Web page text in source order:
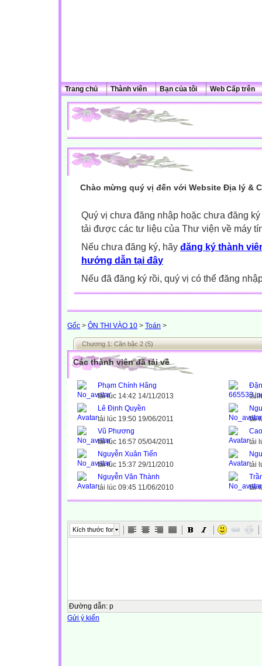
Trang chủ Thành viên Bạn của tôi Web Cấp trên
Chào mừng quý vị đến với Website Địa lý &
Quý vị chưa đăng nhập hoặc chưa đăng
tải được các tư liệu của Thư viện về máy
Nếu chưa đăng ký, hãy đăng ký thành
hướng dẫn tại đây
Nếu đã đăng ký rồi, quý vị có thể đăng
Gốc > ÔN THI VÀO 10 > Toán >
Chương 1: Căn bậc 2 (5)
Các thành viên đã tải về
Phạm Chính Hãng
tải lúc 14:42 14/11/2013
tải
Lê Định Quyền
tải lúc 19:50 19/06/2011
tải
Vũ Phương
tải lúc 16:57 05/04/2011
tải
Nguyễn Xuân Tiến
tải lúc 15:37 29/11/2010
tải
Nguyễn Văn Thành
tải lúc 09:45 11/06/2010
tải
Kích thước font
Đường dẫn: p
Gửi ý kiến